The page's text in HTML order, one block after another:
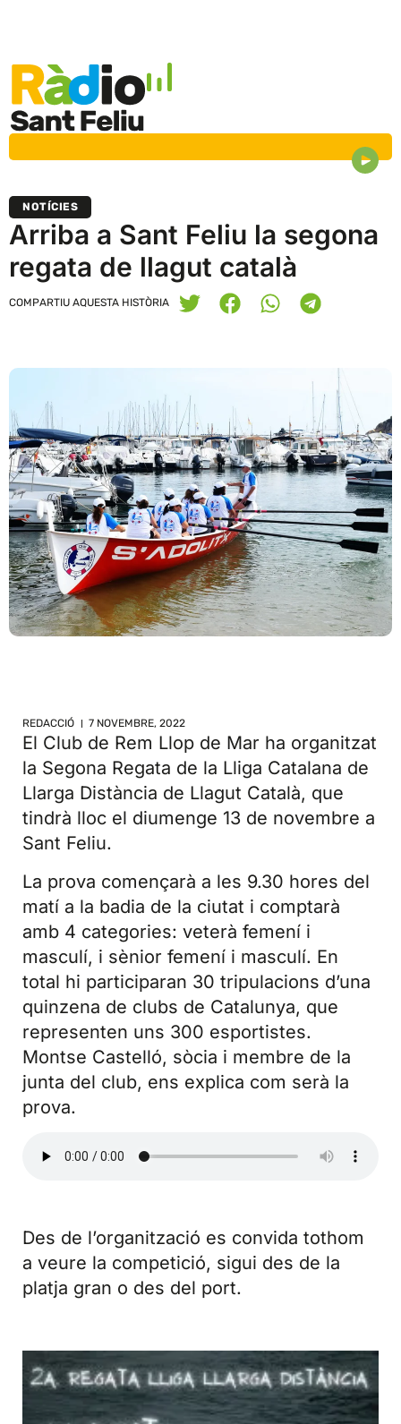
NOTÍCIES
Arriba a Sant Feliu la segona
regata de llagut català
COMPARTIU AQUESTA HISTÒRIA
REDACCIÓ 7 NOVEMBRE, 2022
El Club de Rem Llop de Mar ha organitzat
la Segona Regata de la Lliga Catalana de
Llarga Distància de Llagut Català, que
tindrà lloc el diumenge 13 de novembre a
Sant Feliu.
La prova començarà a les 9.30 hores del
matí a la badia de la ciutat i comptarà
amb 4 categories: veterà femení i
masculí, i sènior femení i masculí. En
total hi participaran 30 tripulacions d’una
quinzena de clubs de Catalunya, que
representen uns 300 esportistes.
Montse Castelló, sòcia i membre de la
junta del club, ens explica com serà la
prova.
Des de l’organització es convida tothom
a veure la competició, sigui des de la
platja gran o des del port.